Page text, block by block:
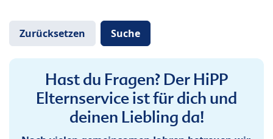
Hast du Fragen? Der HiPP
Elternservice ist für dich und
deinen Liebling da!